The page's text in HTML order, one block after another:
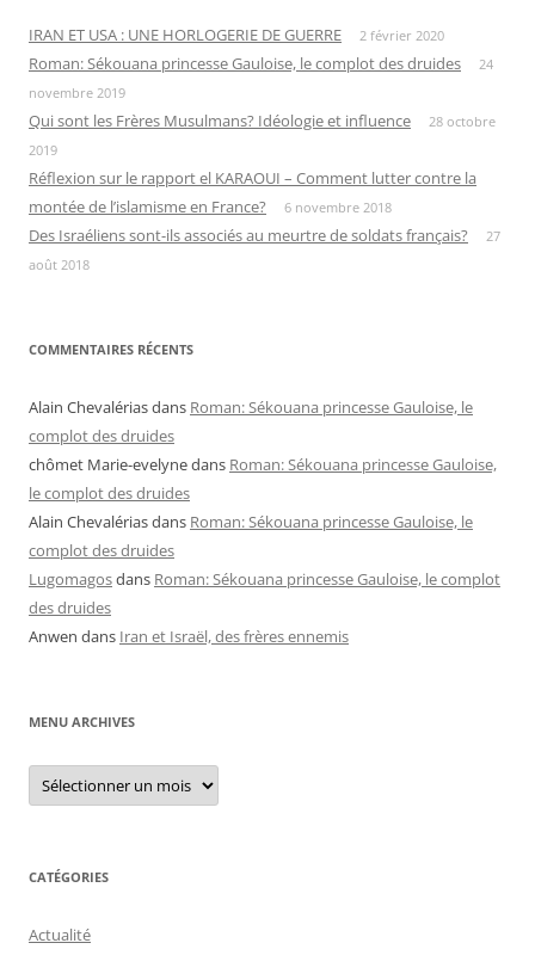
IRAN ET USA : UNE HORLOGERIE DE GUERRE 2 février 2020
Roman: Sékouana princesse Gauloise, le complot des druides
24
novembre 2019
Qui sont les Frères Musulmans? Idéologie et influence
28 octobre
2019
Réflexion sur le rapport el KARAOUI – Comment lutter contre la
montée de l’islamisme en France?
6 novembre 2018
Des Israéliens sont-ils associés au meurtre de soldats français?
27
août 2018
COMMENTAIRES RÉCENTS
Alain Chevalériasdans Roman: Sékouana princesse Gauloise, le
complot des druides
chômet Marie-evelynedans Roman: Sékouana princesse Gauloise,
le complot des druides
Alain Chevalériasdans Roman: Sékouana princesse Gauloise, le
complot des druides
Lugomagosdans Roman: Sékouana princesse Gauloise, le complot
des druides
Anwen dans Iran et Israël, des frères ennemis
MENU ARCHIVES
Menu
archives
CATÉGORIES
Actualité